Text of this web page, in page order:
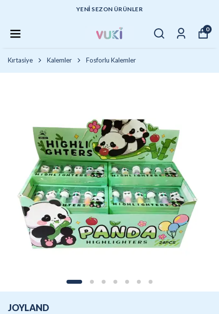
YENI SEZON ÜRÜNLER
0
Kırtasiye Kalemler Fosforlu Kalemler
JOYLAND